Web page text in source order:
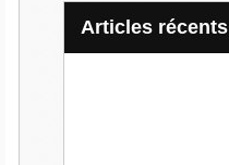
articles récents